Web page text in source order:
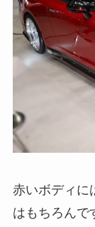
赤いボディに
はもちろんで